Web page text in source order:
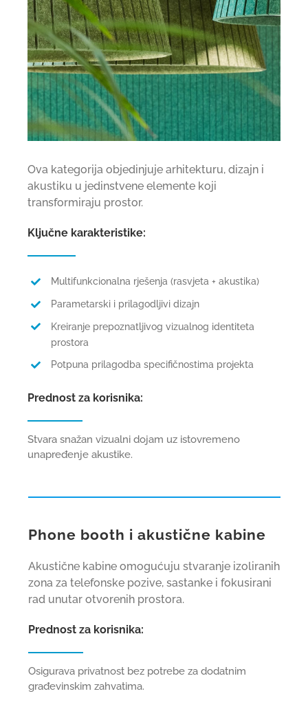
Ova kategorija objedinjuje arhitekturu, dizajn i
akustiku u jedinstvene elemente koji
transformiraju prostor.
Ključne karakteristike:
Multifunkcionalna rješenja (rasvjeta + akustika)
Parametarski i prilagodljivi dizajn
Kreiranje prepoznatljivog vizualnog identiteta
prostora
Potpuna prilagodba specifičnostima projekta
Prednost za korisnika:
Stvara snažan vizualni dojam uz istovremeno
unapređenje akustike.
Phone booth i akustične kabine
Akustične kabine omogućuju stvaranje izoliranih
zona za telefonske pozive, sastanke i fokusirani
rad unutar otvorenih prostora.
Prednost za korisnika:
Osigurava privatnost bez potrebe za dodatnim
građevinskim zahvatima.